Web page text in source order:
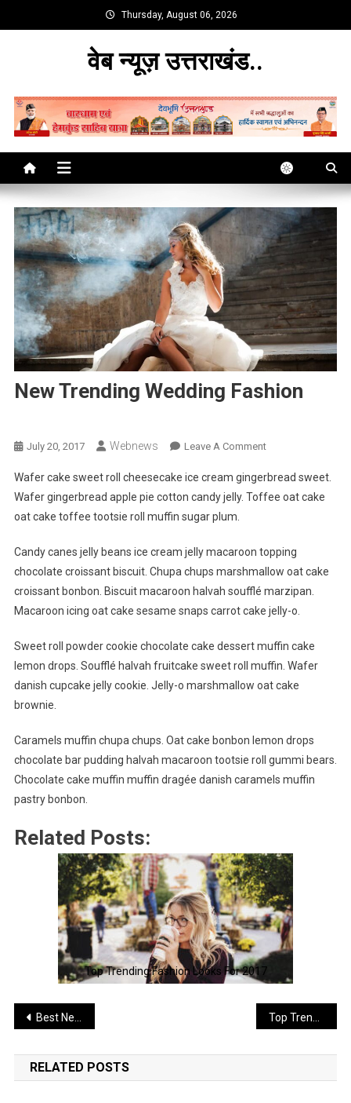
to
Thursday, August 06, 2026
वेब न्यूज़ उत्तराखंड..
New Trending Wedding Fashion
July 20, 2017 Webnews Leave A CommentOn
Trending
Wedding
Wafer cake sweet roll cheesecake ice cream gingerbread sweet.
Wafer gingerbread apple pie cotton candy jelly. Toffee oat cake
oat cake toffee tootsie roll muffin sugar plum.
Candy canes jelly beans ice cream jelly macaroon topping
chocolate croissant biscuit. Chupa chups marshmallow oat cake
croissant bonbon. Biscuit macaroon halvah soufflé marzipan.
Macaroon icing oat cake sesame snaps carrot cake jelly-o.
Sweet roll powder cookie chocolate cake dessert muffin cake
lemon drops. Soufflé halvah fruitcake sweet roll muffin. Wafer
danish cupcake jelly cookie. Jelly-o marshmallow oat cake
brownie.
Caramels muffin chupa chups. Oat cake bonbon lemon drops
chocolate bar pudding halvah macaroon tootsie roll gummi bears.
Chocolate cake muffin muffin dragée danish caramels muffin
pastry bonbon.
Related Posts:
Top Trending Fashion Looks For 2017
Post
navigation
Best New Phone For New Lifestyle
RELATED POSTS